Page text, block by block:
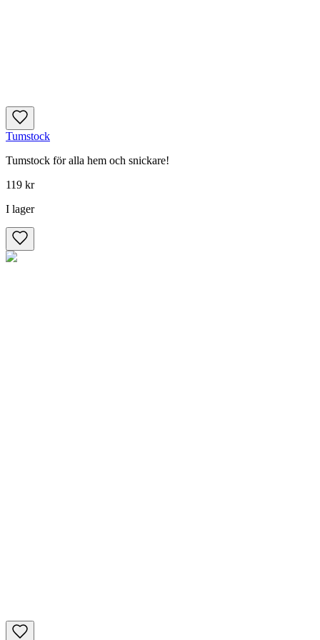
Tumstock
Tumstock för alla hem och snickare!
119 kr
I lager